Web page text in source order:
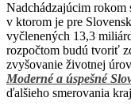
Nadchádzajúcim rokom
v ktorom je pre
vyčlenených 13,3
rozpočtom budú tvoriť
zvyšovanie životnej
Moderné a úspešné
ďalšieho smerovania